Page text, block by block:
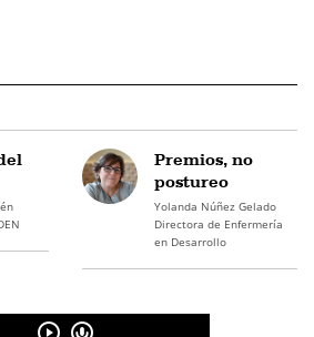
Premios, no
postureo
Yolanda Núñez Gelado
Directora de Enfermería
en Desarrollo